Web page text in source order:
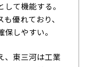
て機能する。
優れており、
しやすい。
、東三河は工業